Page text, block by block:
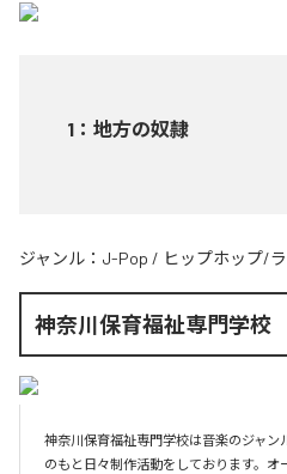
1 ： 地方の奴隷
ジャンル： J-Pop / ヒップホップ/
神奈川保育福祉専門学校
神奈川保育福祉専門学校は音楽のジャン
のもと日々制作活動をしております。